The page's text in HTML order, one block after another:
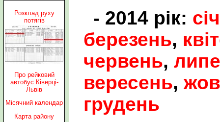
Розклад руху
потягів
Про рейковий
автобус Ківерці-
Львів
Місячний календар
Карта району
- 2014 рік:
березень,
червень,
вересень,
грудень